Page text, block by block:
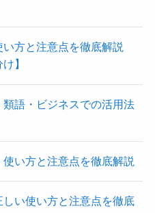
方と注意点を徹底解説
】
語・ビジネスでの活用法
い方と注意点を徹底解説
い使い方と注意点を徹底